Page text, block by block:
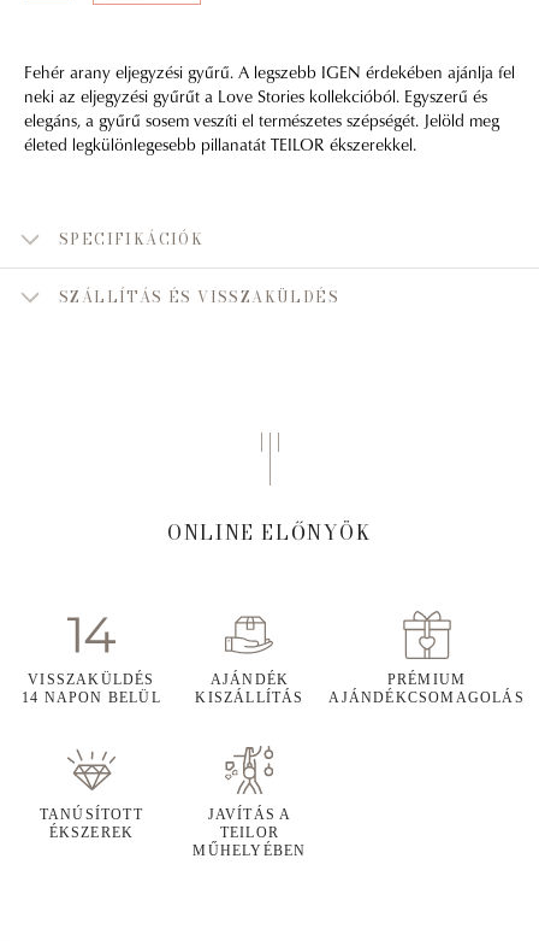
Fehér arany eljegyzési gyűrű. A legszebb IGEN érdekében ajánlja fel
neki az eljegyzési gyűrűt a Love Stories kollekcióból. Egyszerű és
elegáns, a gyűrű sosem veszíti el természetes szépségét. Jelöld meg
életed legkülönlegesebb pillanatát TEILOR ékszerekkel.
SPECIFIKÁCIÓK
SZÁLLÍTÁS ÉS VISSZAKÜLDÉS
ONLINE ELŐNYÖK
VISSZAKÜLDÉS
14 NAPON BELÜL
AJÁNDÉK
KISZÁLLÍTÁS
PRÉMIUM
AJÁNDÉKCSOMAGOLÁS
TANÚSÍTOTT
ÉKSZEREK
JAVÍTÁS A
TEILOR
MŰHELYÉBEN